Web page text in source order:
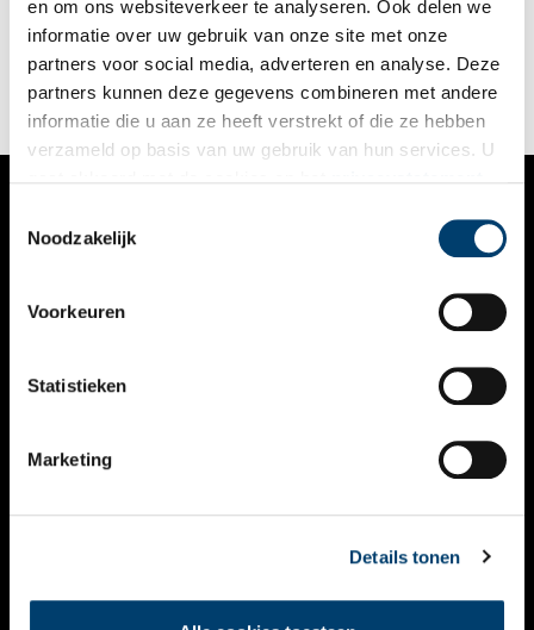
en om ons websiteverkeer te analyseren. Ook delen we
informatie over uw gebruik van onze site met onze
partners voor social media, adverteren en analyse. Deze
partners kunnen deze gegevens combineren met andere
informatie die u aan ze heeft verstrekt of die ze hebben
verzameld op basis van uw gebruik van hun services. U
Noodzakelijk
Voorkeuren
Statistieken
Marketing
Details tonen
worden altijd druk bezocht, maar actieve vrijwilligers kunnen
ze nog wel gebruiken. Wij spraken met een aantal van deze
vrijwilligers over het jaarboek, het ‘eerste stenen project’ en de
geschiedenis van het gebied rondom het Noordzeekanaal.
VERHALEN
KALENDER
THEMA’S
VIDEO’S
CONTACT